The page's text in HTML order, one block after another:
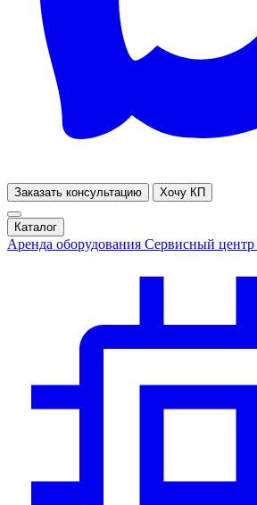
Заказать консультацию Хочу КП
Каталог
Аренда оборудования Сервисный центр